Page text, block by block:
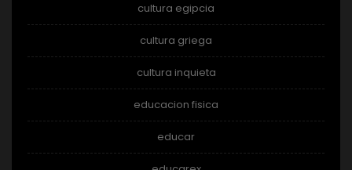
cultura egipcia
cultura griega
cultura inquieta
educacion fisica
educar